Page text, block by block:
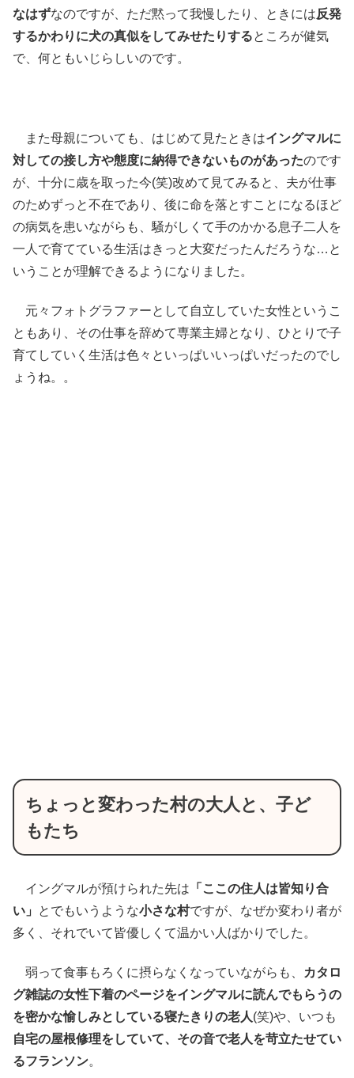
なはずなのですが、ただ黙って我慢したり、ときには反発
するかわりに犬の真似をしてみせたりするところが健気
で、何ともいじらしいのです。
また母親についても、はじめて見たときはイングマルに
対しての接し方や態度に納得できないものがあったのです
が、十分に歳を取った今(笑)改めて見てみると、夫が仕事
のためずっと不在であり、後に命を落とすことになるほど
の病気を患いながらも、騒がしくて手のかかる息子二人を
一人で育てている生活はきっと大変だったんだろうな…と
いうことが理解できるようになりました。
元々フォトグラファーとして自立していた女性というこ
ともあり、その仕事を辞めて専業主婦となり、ひとりで子
育てしていく生活は色々といっぱいいっぱいだったのでし
ょうね。。
ちょっと変わった村の大人と、子ど
もたち
イングマルが預けられた先は 「ここの住人は皆知り合
い」
とでもいうような小さな村ですが、なぜか変わり者が
多く、それでいて皆優しくて温かい人ばかりでした。
弱って食事もろくに摂らなくなっていながらも、
カタロ
グ雑誌の女性下着のページをイングマルに読んでもらうの
を密かな愉しみとしている寝たきりの老人(笑)や、いつも
自宅の屋根修理をしていて、その音で老人を苛立たせてい
るフランソン。